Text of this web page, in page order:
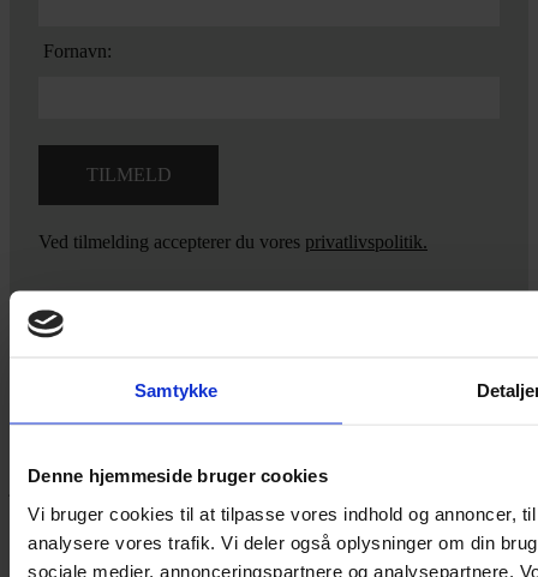
Samtykke
Denne hjemmeside bruger cookies
Vi bruger cookies til at tilpasse vores indhold og annoncer,
analysere vores trafik. Vi deler også oplysninger om din
sociale medier, annonceringspartnere og analysepartnere.
Fornavn:
Ved tilmelding accepterer du vores privatlivspolitik.
mig
eller kom forbi butikken på Vestergade 12 i Tønder. Så hjælper
jeg dig på vej.
Vestergade 12 6270, Tønder
60 51 96 50
post@yarneverywear.dk